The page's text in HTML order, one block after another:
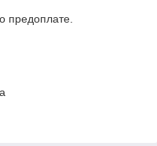
предоплате.